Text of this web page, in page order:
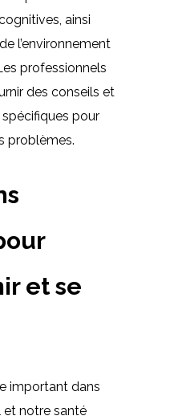
ainsi
l’environnement
professionnels
des conseils et
pour
problèmes.
et se
important dans
et notre santé